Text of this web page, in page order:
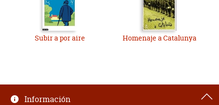
Subir a por aire Homenaje a Catalunya
Información